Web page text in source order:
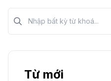
Tìm kiếm?>
Từ mới